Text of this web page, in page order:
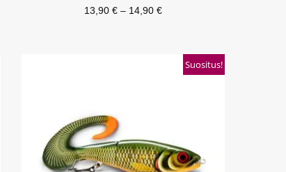
13,90€ – 14,90€
Suositus!